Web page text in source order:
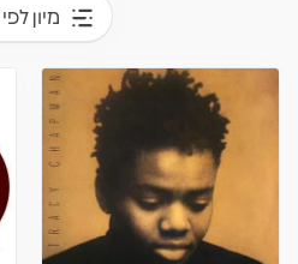
מיון לפי